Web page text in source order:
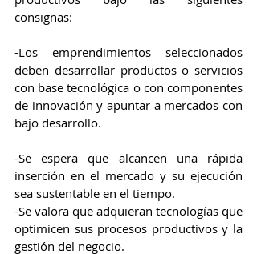
consignas:
-Los emprendimientos seleccionados
deben desarrollar productos o servicios
con base tecnológica o con componentes
de innovación y apuntar a mercados con
bajo desarrollo.
-Se espera que alcancen una rápida
inserción en el mercado y su ejecución
sea sustentable en el tiempo.
-Se valora que adquieran tecnologías que
optimicen sus procesos productivos y la
gestión del negocio.